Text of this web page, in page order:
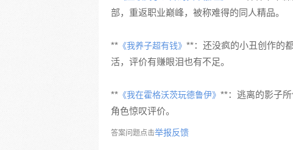
部，重返职业巅峰，被称难得的同人精品。
** 《我养子超有钱》 **：还没疯的小丑创作的
活，评价有赚眼泪也有不足。
** 《我在霍格沃茨玩德鲁伊》 **：逃离的影子
角色惊叹评价。
答案问题点击举报反馈